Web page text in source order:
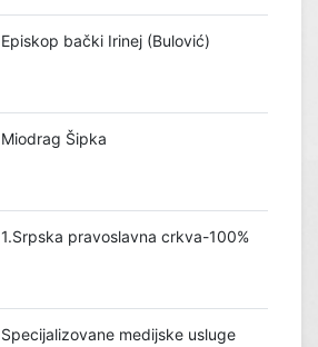
Episkop bački Irinej (Bulović)
Miodrag Šipka
1.Srpska pravoslavna crkva-100%
Specijalizovane medijske usluge